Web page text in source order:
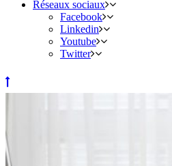
Réseaux sociaux
Facebook
Linkedin
Youtube
Twitter